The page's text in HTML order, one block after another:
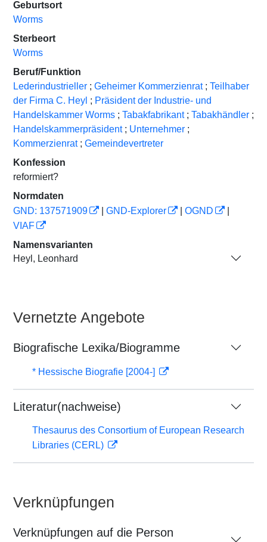
Geburtsort
Worms
Sterbeort
Worms
Beruf/Funktion
Lederindustrieller ; Geheimer Kommerzienrat ; Teilhaber
der Firma C. Heyl ; Präsident der Industrie- und
Handelskammer Worms ; Tabakfabrikant ; Tabakhändler ;
Handelskammerpräsident ; Unternehmer ;
Kommerzienrat ; Gemeindevertreter
Konfession
reformiert?
Normdaten
GND: 137571909
GND-Explorer OGND
VIAF
Namensvarianten
Heyl, Leonhard
Vernetzte Angebote
Biografische Lexika/Biogramme
* Hessische Biografie [2004-]
Literatur(nachweise)
Thesaurus des Consortium of European Research
Libraries (CERL)
Verknüpfungen
Verknüpfungen auf die Person